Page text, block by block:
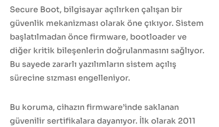
Secure Boot, bilgisayar açılırken çalışan bir
güvenlik mekanizması olarak öne çıkıyor. Sistem
başlatılmadan önce firmware, bootloader ve
diğer kritik bileşenlerin doğrulanmasını sağlıyor.
Bu sayede zararlı yazılımların sistem açılış
sürecine sızması engelleniyor.
Bu koruma, cihazın firmware’inde saklanan
güvenilir sertifikalara dayanıyor. İlk olarak 2011